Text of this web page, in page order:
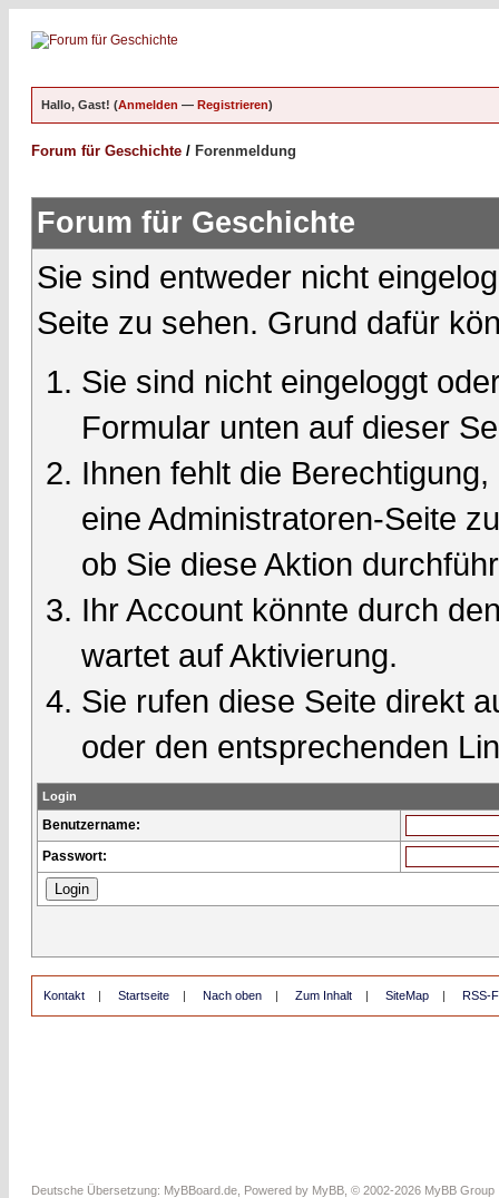
Hallo, Gast! (Anmelden — Registrieren)
Forum für Geschichte / Forenmeldung
Forum für Geschichte
Sie sind entweder nicht
Seite zu sehen. Grund dafür
Sie sind nicht eingeloggt
Formular unten auf dieser
Ihnen fehlt die
eine Administratoren-Seite
ob Sie diese Aktion
Ihr Account könnte durch
wartet auf Aktivierung.
Sie rufen diese Seite direkt
oder den entsprechenden
Login
Benutzername:
Passwort:
Kontakt | Startseite | Nach oben | Zum Inhalt | SiteMap | RSS-
Deutsche Übersetzung: MyBBoard.de , Powered by MyBB , © 2002-2026 MyBB Group